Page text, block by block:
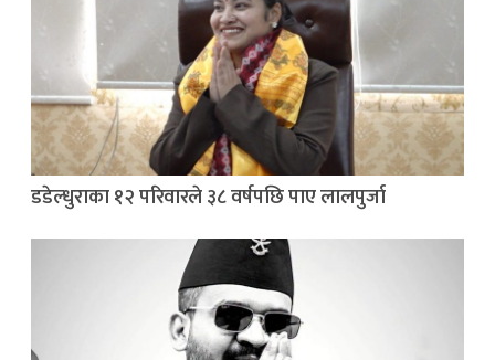
डडेल्धुराका १२ परिवारले ३८ वर्षपछि पाए लालपुर्जा